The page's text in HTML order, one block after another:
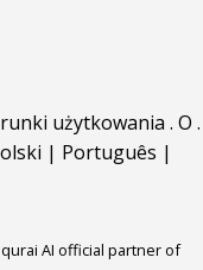
użytkowania . O .
| Português |
AI official partner of